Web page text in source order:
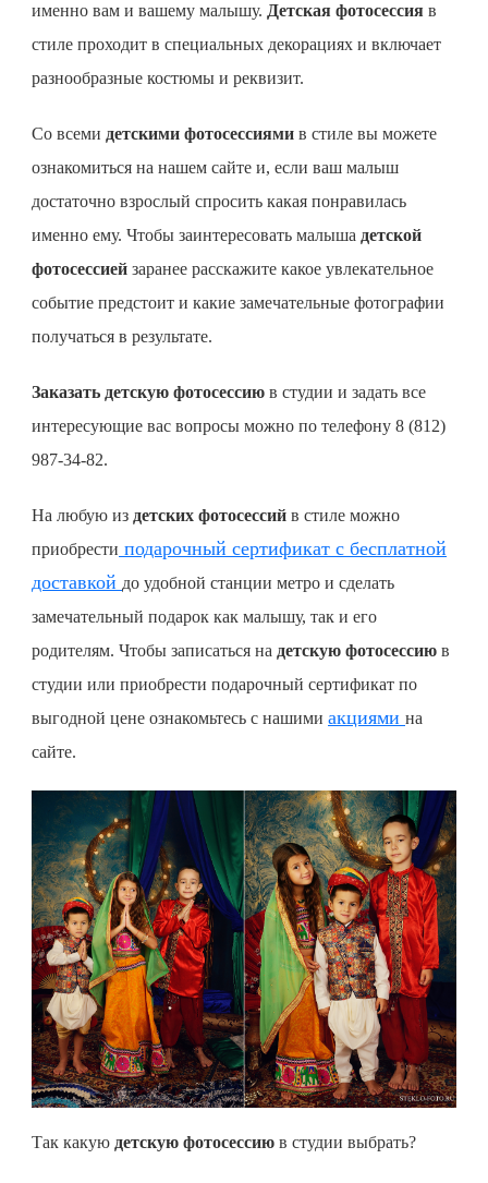
именно вам и вашему малышу. Детская фотосессия в
стиле проходит в специальных декорациях и включает
разнообразные костюмы и реквизит.
Со всеми детскими фотосессиями в стиле вы можете
ознакомиться на нашем сайте и, если ваш малыш
достаточно взрослый спросить какая понравилась
именно ему. Чтобы заинтересовать малыша детской
фотосессией заранее расскажите какое увлекательное
событие предстоит и какие замечательные фотографии
получаться в результате.
Заказать детскую фотосессию в студии и задать все
интересующие вас вопросы можно по телефону 8 (812)
987-34-82.
На любую из детских фотосессий в стиле можно
приобрести подарочный сертификат с бесплатной
доставкой до удобной станции метро и сделать
замечательный подарок как малышу, так и его
родителям. Чтобы записаться на детскую фотосессию в
студии или приобрести подарочный сертификат по
выгодной цене ознакомьтесь с нашими акциями на
сайте.
Так какую детскую фотосессию в студии выбрать?